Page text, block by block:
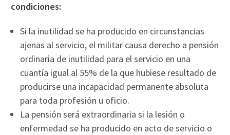
condiciones:
Si la inutilidad se ha producido en circunstancias
ajenas al servicio, el militar causa derecho a pensión
ordinaria de inutilidad para el servicio en una
cuantía igual al 55% de la que hubiese resultado de
producirse una incapacidad permanente absoluta
para toda profesión u oficio.
La pensión será extraordinaria si la lesión o
enfermedad se ha producido en acto de servicio o